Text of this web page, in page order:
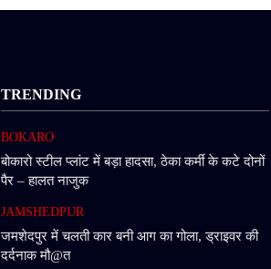
TRENDING
BOKARO
बोकारो स्टील प्लांट में बड़ा हादसा, ठेका कर्मी के कटे दोनों
पैर – हालत नाजुक
JAMSHEDPUR
जमशेदपुर में चलती कार बनी आग का गोला, ड्राइवर की
दर्दनाक मौ@त